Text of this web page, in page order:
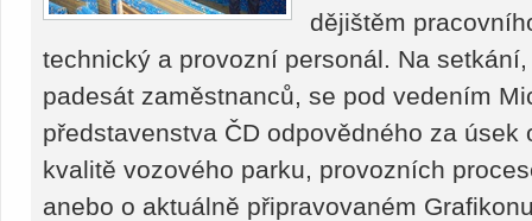
dějištěm
technický a provozní personál. Na
padesát zaměstnanců, se pod vedením
představenstva ČD odpovědného za
kvalitě vozového parku, provozních
anebo o aktuálně připravovaném